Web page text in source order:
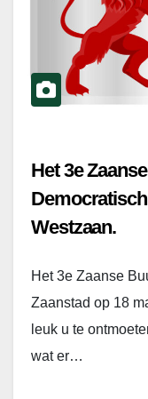
Het 3e
Westzaan.
Het 3e Zaanse
Zaanstad op 18
leuk u te
wat er…